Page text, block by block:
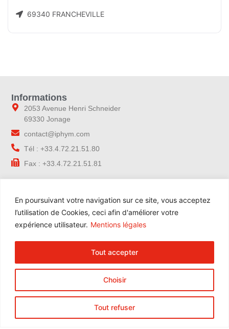
En poursuivant votre navigation sur ce site, vous acceptez
l’utilisation de Cookies, ceci afin d'améliorer votre
expérience utilisateur. Mentions légales
Choisir
Tout refuser
Tout accepter
69340 FRANCHEVILLE
Informations
2053 Avenue Henri Schneider
69330 Jonage
contact@iphym.com
Tél : +33.4.72.21.51.80
Fax : +33.4.72.21.51.81
Accueil
Notre entreprise
Contrôle qualité
Nos gammes
Contact
Formation Online